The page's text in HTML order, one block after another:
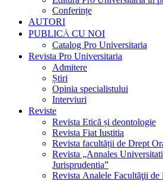
Conferințe
AUTORI
PUBLICĂ CU NOI
Catalog Pro Universitaria
Revista Pro Universitaria
Admitere
Știri
Opinia specialistului
Interviuri
Reviste
Revista Etică și deontologie
Revista Fiat Iustitia
Revista facultății de Drept
Revista „Annales
Jurisprudentia”
Revista Analele Facultăţii